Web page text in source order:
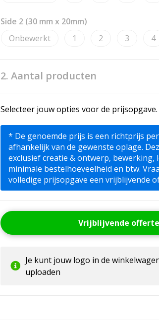
Side 2 (30 mm x 20mm)
Onbewerkt
1 2 3 4
2. Aantal producten
Selecteer jouw opties voor de prijsopgave.
* De genoemde prijs is een richtprijs
afhankelijk van de gewenste oplage.
exclusief creatie & ontwerp, bewerking,
minimale bestelhoeveelheid en btw.
volledige prijsopgave een vrijblijvende
Vrijblijvende offerte
Je kunt jouw logo in de
uploaden